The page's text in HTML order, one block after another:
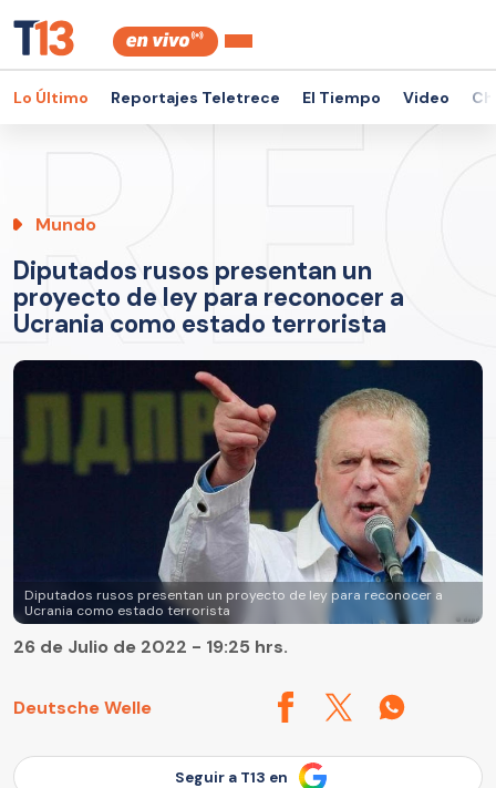
Lo Último Reportajes Teletrece El Tiempo Video
Mundo
Diputados rusos presentan un
proyecto de ley para reconocer a
Ucrania como estado terrorista
Diputados rusos presentan un proyecto de ley para reconocer a
Ucrania como estado terrorista
Deutsche Welle
26 de Julio de 2022 - 19:25 hrs.
Seguir a T13 en